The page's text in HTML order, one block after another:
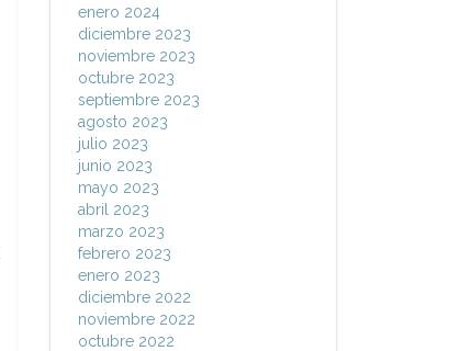
enero 2024
diciembre 2023
noviembre 2023
octubre 2023
septiembre 2023
agosto 2023
julio 2023
junio 2023
mayo 2023
abril 2023
marzo 2023
febrero 2023
enero 2023
diciembre 2022
noviembre 2022
octubre 2022